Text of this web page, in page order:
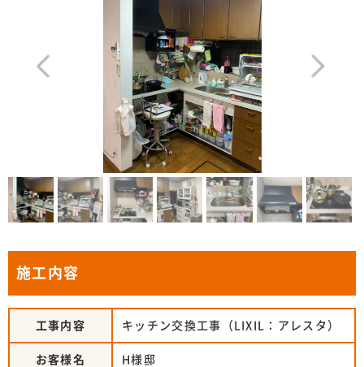
施工内容
工事内容 キッチン交換工事（LIXIL：アレスタ）
お客様名 H様邸